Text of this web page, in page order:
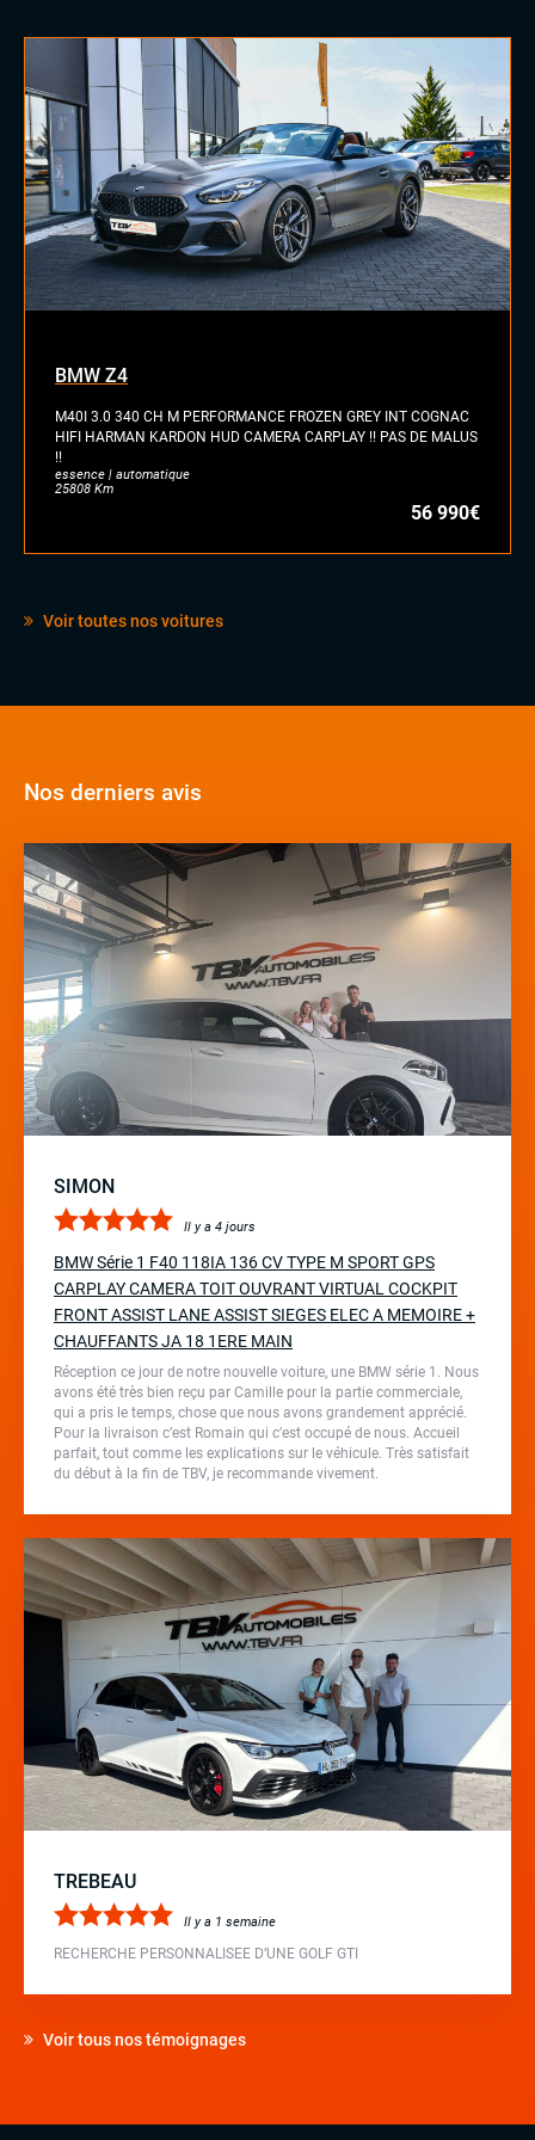
Grand GPS
Prises auxiliaires
Système Hifi MERIDIAN
Téléphone Bluetooth
EXTÉRIEUR
Échappement sport
Feux de jour à LED
Feux full LED
Jantes alu
Commandes au volant
Eclairage d'ambiance
Palettes au volant
Sièges sport
Volant méplat
BMW Z4
M40I 3.0 340 CH M PERFORMANCE FROZEN GREY INT COGNAC
HIFI HARMAN KARDON HUD CAMERA CARPLAY !! PAS DE MALUS
!!
essence | automatique
25808 Km
56 990€
Voir toutes nos voitures
Nos derniers avis
SIMON
Il y a 4 jours
BMW Série 1 F40 118IA 136 CV TYPE M SPORT GPS
CARPLAY CAMERA TOIT OUVRANT VIRTUAL COCKPIT
FRONT ASSIST LANE ASSIST SIEGES ELEC A MEMOIRE +
CHAUFFANTS JA 18 1ERE MAIN
Réception ce jour de notre nouvelle voiture, une BMW série 1. Nous
avons été très bien reçu par Camille pour la partie commerciale,
qui a pris le temps, chose que nous avons grandement apprécié.
Pour la livraison c’est Romain qui c’est occupé de nous. Accueil
parfait, tout comme les explications sur le véhicule. Très satisfait
du début à la fin de TBV, je recommande vivement.
TREBEAU
Il y a 1 semaine
RECHERCHE PERSONNALISEE D’UNE GOLF GTI
Voir tous nos témoignages